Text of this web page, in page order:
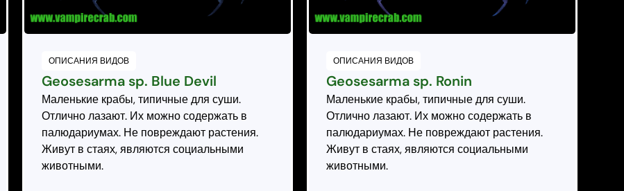
ОПИСАНИЯ ВИДОВ
Geosesarma sp. Blue Devil
Маленькие крабы, типичные для суши.
Отлично лазают. Их можно содержать в
палюдариумах. Не повреждают растения.
Живут в стаях, являются социальными
животными.
ОПИСАНИЯ ВИДОВ
Geosesarma sp. Ronin
Маленькие крабы, типичные для суши.
Отлично лазают. Их можно содержать в
палюдариумах. Не повреждают растения.
Живут в стаях, являются социальными
животными.